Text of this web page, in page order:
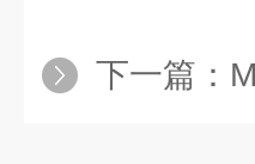
下一篇：